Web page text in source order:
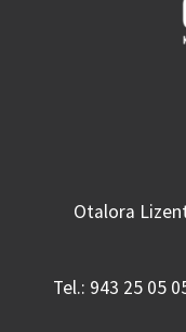
Otalora
Tel.: 943 25 05